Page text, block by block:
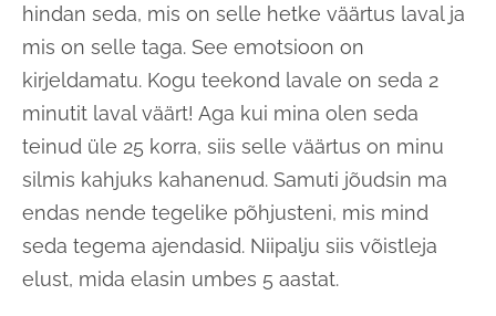
hindan seda, mis on selle hetke väärtus laval ja
mis on selle taga. See emotsioon on
kirjeldamatu. Kogu teekond lavale on seda 2
minutit laval väärt! Aga kui mina olen seda
teinud üle 25 korra, siis selle väärtus on minu
silmis kahjuks kahanenud. Samuti jõudsin ma
endas nende tegelike põhjusteni, mis mind
seda tegema ajendasid. Niipalju siis võistleja
elust, mida elasin umbes 5 aastat.